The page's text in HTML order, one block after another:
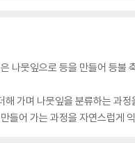
나뭇잎으로 등을 만들어 등불
해 가며 나뭇잎을 분류하는 과정
들어 가는 과정을 자연스럽게